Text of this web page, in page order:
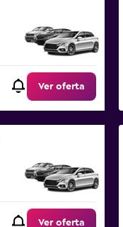
Ver oferta
Ver oferta